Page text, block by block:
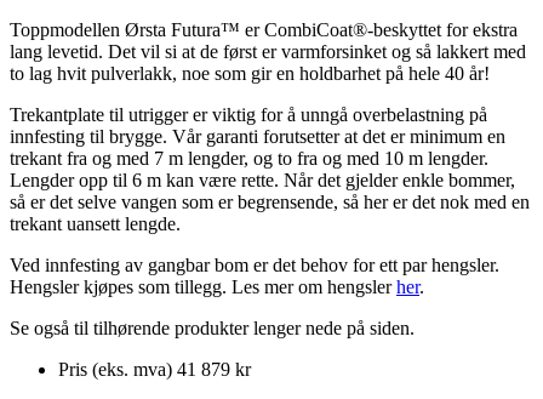
Toppmodellen Ørsta Futura™ er CombiCoat®-beskyttet for ekstra
lang levetid. Det vil si at de først er varmforsinket og så lakkert med
to lag hvit pulverlakk, noe som gir en holdbarhet på hele 40 år!
Trekantplate til utrigger er viktig for å unngå overbelastning på
innfesting til brygge. Vår garanti forutsetter at det er minimum en
trekant fra og med 7 m lengder, og to fra og med 10 m lengder.
Lengder opp til 6 m kan være rette. Når det gjelder enkle bommer,
så er det selve vangen som er begrensende, så her er det nok med en
trekant uansett lengde.
Ved innfesting av gangbar bom er det behov for ett par hengsler.
Hengsler kjøpes som tillegg. Les mer om hengslerher.
Se også til tilhørende produkter lenger nede på siden.
Pris (eks. mva) 41 879 kr